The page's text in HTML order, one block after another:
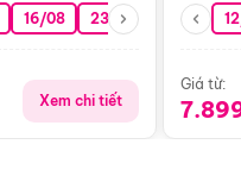
16/08 23/08 30/08
Xem chi tiết
Giá từ: